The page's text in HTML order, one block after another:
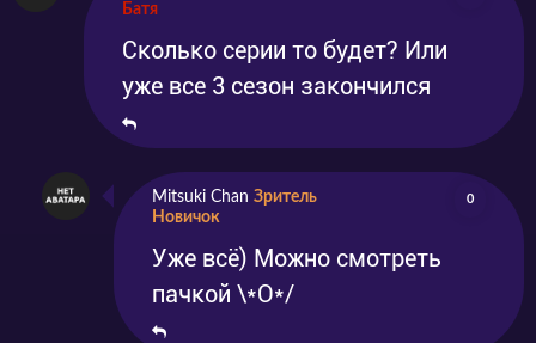
Батя
Сколько серии то будет? Или
уже все 3 сезон закончился
Mitsuki Chan Зритель
Новичок
0
Уже всё) Можно смотреть
пачкой \*О*/